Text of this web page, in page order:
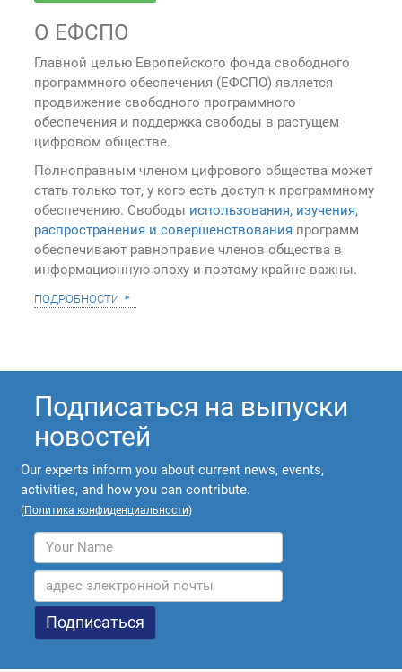
О ЕФСПО
Главной целью Европейского фонда свободного
программного обеспечения (ЕФСПО) является
продвижение свободного программного
обеспечения и поддержка свободы в растущем
цифровом обществе.
Полноправным членом цифрового общества может
стать только тот, у кого есть доступ к программному
обеспечению. Свободы использования, изучения,
распространения и совершенствования программ
обеспечивают равноправие членов общества в
информационную эпоху и поэтому крайне важны.
подробности
Подписаться на выпуски
новостей
Our experts inform you about current news, events,
activities, and how you can contribute.
(Политика конфиденциальности)